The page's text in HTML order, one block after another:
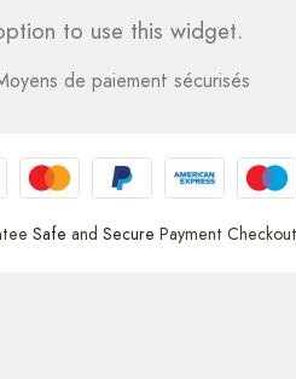
to use this widget.
de paiement sécurisés
Safe and Secure Payment Checkout